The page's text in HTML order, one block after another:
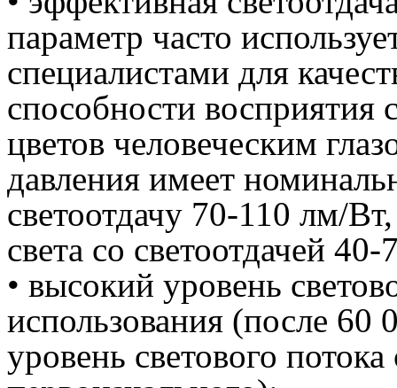
параметр часто
специалистами для
способности восприятия
цветов человеческим
давления имеет
светоотдачу 70-110 лм/
света со светоотдачей
• высокий уровень
использования (после 60
уровень светового